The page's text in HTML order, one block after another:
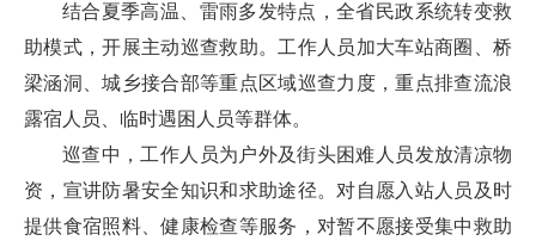
结合夏季高温、雷雨多发特点，全省民政系统转变救
助模式，开展主动巡查救助。工作人员加大车站商圈、桥
梁涵洞、城乡接合部等重点区域巡查力度，重点排查流浪
露宿人员、临时遇困人员等群体。
巡查中，工作人员为户外及街头困难人员发放清凉物
资，宣讲防暑安全知识和求助途径。对自愿入站人员及时
提供食宿照料、健康检查等服务，对暂不愿接受集中救助